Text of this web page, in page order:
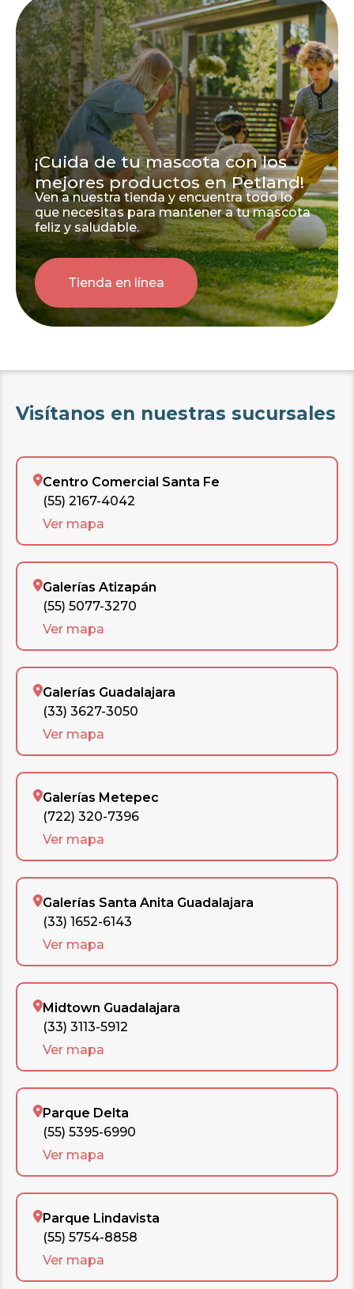
¡Cuida de tu mascota con los
mejores productos en Petland!
Ven a nuestra tienda y encuentra todo lo
que necesitas para mantener a tu mascota
feliz y saludable.
Tienda en línea
Visítanos en nuestras sucursales
Centro Comercial Santa Fe
(55) 2167-4042
Ver mapa
Galerías Atizapán
(55) 5077-3270
Ver mapa
Galerías Guadalajara
(33) 3627-3050
Ver mapa
Galerías Metepec
(722) 320-7396
Ver mapa
Galerías Santa Anita Guadalajara
(33) 1652-6143
Ver mapa
Midtown Guadalajara
(33) 3113-5912
Ver mapa
Parque Delta
(55) 5395-6990
Ver mapa
Parque Lindavista
(55) 5754-8858
Ver mapa